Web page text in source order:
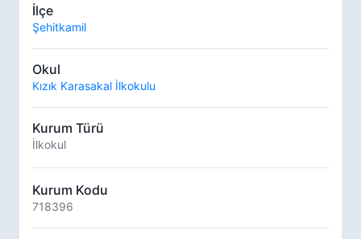
İlçe
Şehitkamil
Okul
Kızık Karasakal İlkokulu
Kurum Türü
İlkokul
Kurum Kodu
718396